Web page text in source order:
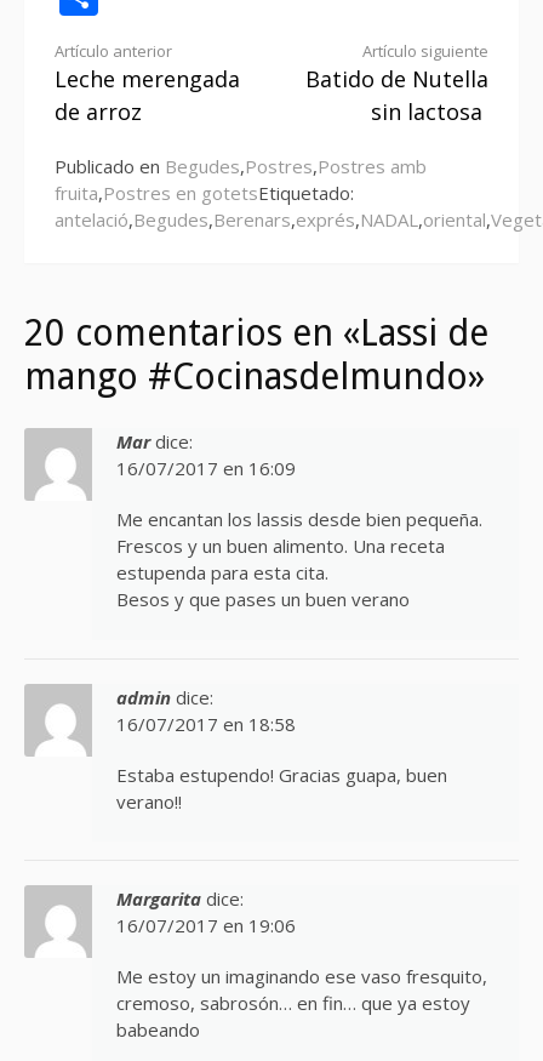
Seguir
leyendo
Artículo anterior
Leche merengada
de arroz
Artículo siguiente
Batido de Nutella
sin lactosa
Publicado en Begudes,Postres,Postres amb
fruita,Postres en gotetsEtiquetado:
antelació,Begudes,Berenars,exprés,NADAL ,oriental,
20 comentarios en «Lassi de
mango #Cocinasdelmundo»
Mar dice:
16/07/2017 en 16:09
Me encantan los lassis desde bien pequeña.
Frescos y un buen alimento. Una receta
estupenda para esta cita.
Besos y que pases un buen verano
admin dice:
16/07/2017 en 18:58
Estaba estupendo! Gracias guapa, buen
verano!!
Margarita dice:
16/07/2017 en 19:06
Me estoy un imaginando ese vaso fresquito,
cremoso, sabrosón… en fin… que ya estoy
babeando